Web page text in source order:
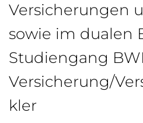
Versicherungen
sowie im dualen
Studiengang
Versicherung/
kler